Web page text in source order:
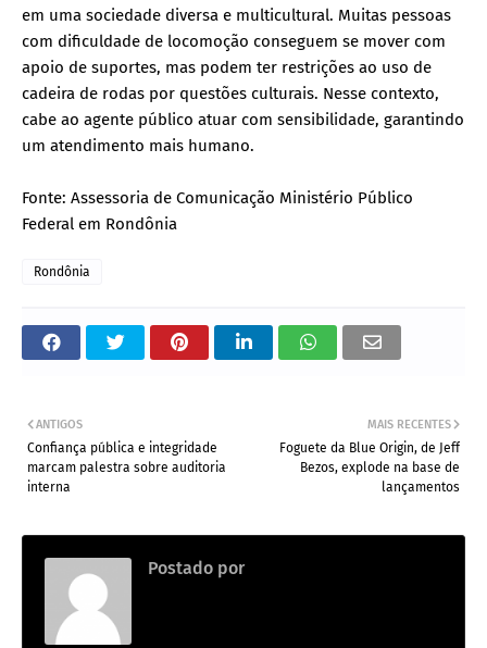
em uma sociedade diversa e multicultural. Muitas pessoas
com dificuldade de locomoção conseguem se mover com
apoio de suportes, mas podem ter restrições ao uso de
cadeira de rodas por questões culturais. Nesse contexto,
cabe ao agente público atuar com sensibilidade, garantindo
um atendimento mais humano.
Fonte: Assessoria de Comunicação Ministério Público
Federal em Rondônia
Rondônia
MAIS RECENTES
Foguete da Blue Origin, de Jeff
Bezos, explode na base de
lançamentos
ANTIGOS
Confiança pública e integridade
marcam palestra sobre auditoria
interna
Postado por